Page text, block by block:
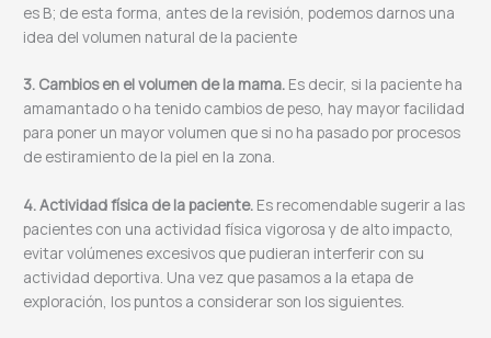
es B; de esta forma, antes de la revisión, podemos darnos una
idea del volumen natural de la paciente
3. ⁠Cambios en el volumen de la mama. Es decir, si la paciente ha
amamantado o ha tenido cambios de peso, hay mayor facilidad
para poner un mayor volumen que si no ha pasado por procesos
de estiramiento de la piel en la zona.
4. ⁠Actividad física de la paciente. Es recomendable sugerir a las
pacientes con una actividad física vigorosa y de alto impacto,
evitar volúmenes excesivos que pudieran interferir con su
actividad deportiva. Una vez que pasamos a la etapa de
exploración, los puntos a considerar son los siguientes.